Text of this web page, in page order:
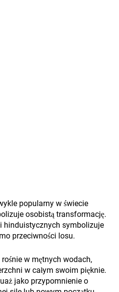
popularny w świecie
osobistą transformację.
hinduistycznych symbolizuje
przeciwności losu.
w mętnych wodach,
w całym swoim pięknie.
jako przypomnienie o